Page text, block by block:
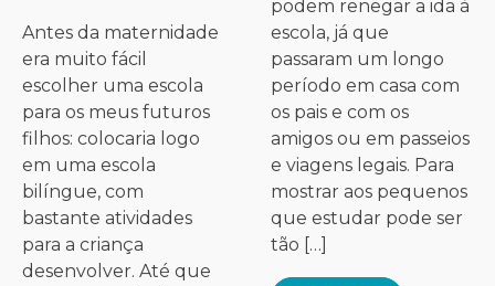
Antes da maternidade
era muito fácil
escolher uma escola
para os meus futuros
filhos: colocaria logo
em uma escola
bilíngue, com
bastante atividades
para a criança
desenvolver. Até que
podem renegar a ida à
escola, já que
passaram um longo
período em casa com
os pais e com os
amigos ou em passeios
e viagens legais. Para
mostrar aos pequenos
que estudar pode ser
tão […]